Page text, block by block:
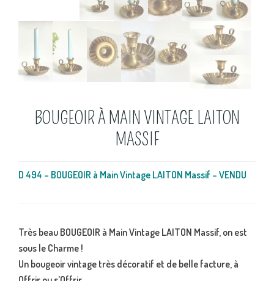
BOUGEOIR À MAIN VINTAGE LAITON
MASSIF
D 494 – BOUGEOIR à Main Vintage LAITON Massif – VENDU
Très beau BOUGEOIR à Main Vintage LAITON Massif, on est
sous le Charme !
Un bougeoir vintage très décoratif et de belle facture, à